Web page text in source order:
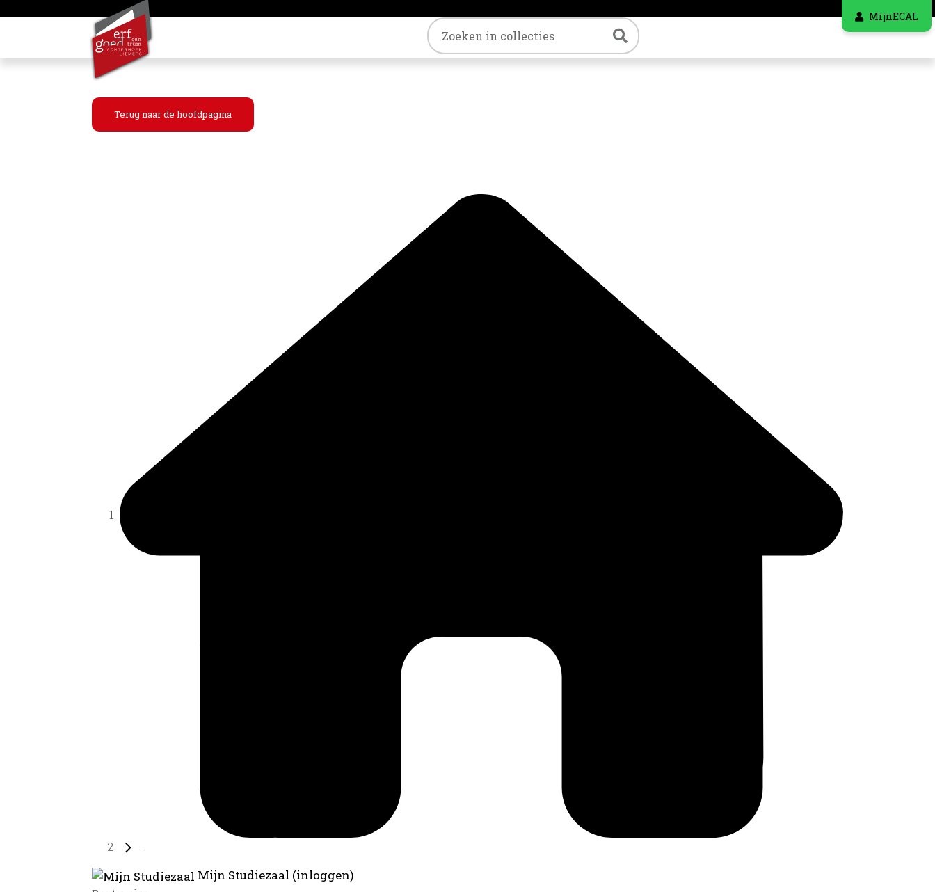
MijnECAL
Trefwoord Zoeken
Terug naar de hoofdpagina
-
Mijn Studiezaal (inloggen)